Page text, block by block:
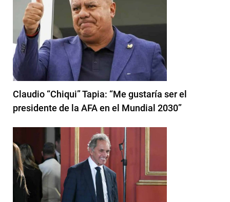
Claudio “Chiqui” Tapia: “Me gustaría ser el
presidente de la AFA en el Mundial 2030”